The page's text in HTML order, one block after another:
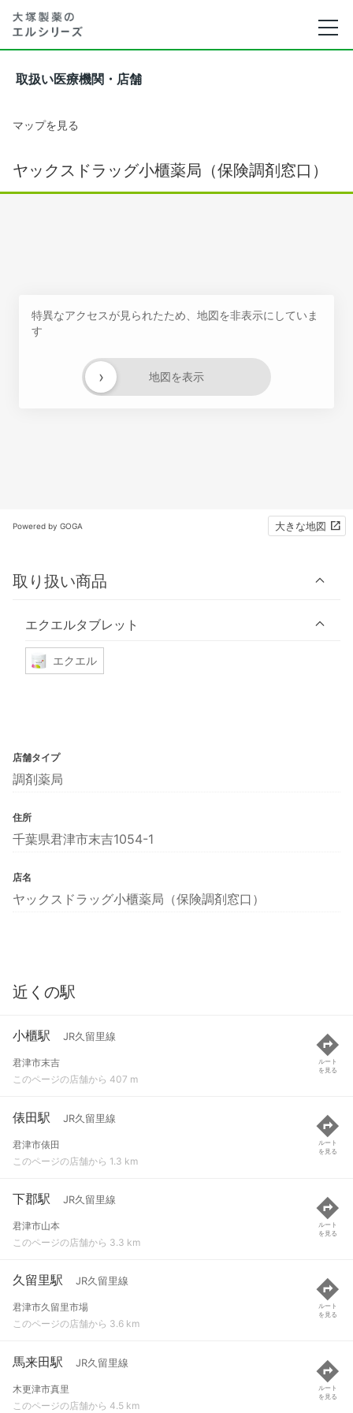
取扱い医療機関・店舗
マップを見る
ヤックスドラッグ小櫃薬局（保険調剤窓口）
特異なアクセスが見られたため、地図を非表示にしていま
す
地図を表示
›
Powered by GOGA 大きな地図
取り扱い商品
エクエルタブレット
エクエル
店舗タイプ
調剤薬局
住所
千葉県君津市末吉1054-1
店名
ヤックスドラッグ小櫃薬局（保険調剤窓口）
近くの駅
小櫃駅 JR久留里線
君津市末吉
このページの店舗から 407 m
ルート
を見る
俵田駅 JR久留里線
君津市俵田
このページの店舗から 1.3 km
ルート
を見る
下郡駅 JR久留里線
君津市山本
このページの店舗から 3.3 km
ルート
を見る
久留里駅 JR久留里線
君津市久留里市場
このページの店舗から 3.6 km
ルート
を見る
馬来田駅 JR久留里線
木更津市真里
このページの店舗から 4.5 km
ルート
を見る